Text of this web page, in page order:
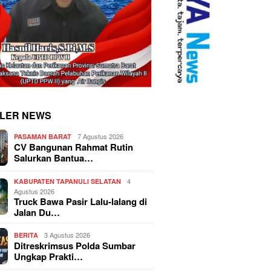
NEWS
PASAMAN BARAT 7 Agustus 2026
CV Bangunan Rahmat Rutin
Salurkan Bantua…
KABUPATEN TAPANULI SELATAN
4
Agustus 2026
Truck Bawa Pasir Lalu-lalang di
Jalan Du…
BERITA 3 Agustus 2026
Ditreskrimsus Polda Sumbar
Ungkap Prakti…